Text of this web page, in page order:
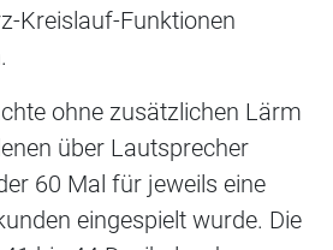
Kreislauf-Funktionen
ohne zusätzlichen Lärm
über Lautsprecher
60 Mal für jeweils eine
eingespielt wurde. Die